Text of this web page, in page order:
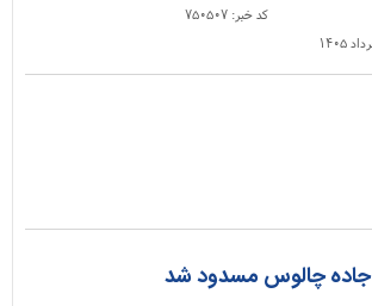
کد خبر: ۷۵۰۵۰۷
جاده چالوس مسدود شد